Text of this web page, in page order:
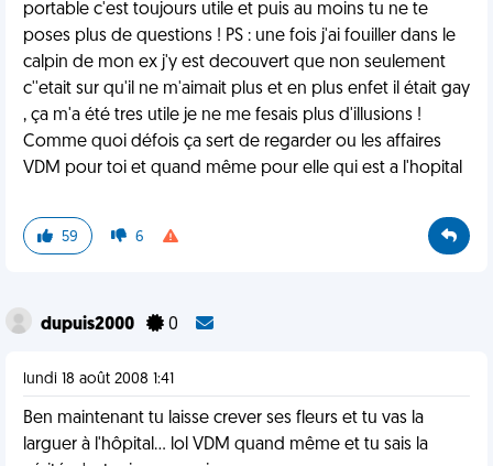
portable c'est toujours utile et puis au moins tu ne te
poses plus de questions ! PS : une fois j'ai fouiller dans le
calpin de mon ex j'y est decouvert que non seulement
c''etait sur qu'il ne m'aimait plus et en plus enfet il était gay
, ça m'a été tres utile je ne me fesais plus d'illusions !
Comme quoi défois ça sert de regarder ou les affaires
VDM pour toi et quand même pour elle qui est a l'hopital
59 6
dupuis2000 0
lundi 18 août 2008 1:41
Ben maintenant tu laisse crever ses fleurs et tu vas la
larguer à l'hôpital... lol VDM quand même et tu sais la